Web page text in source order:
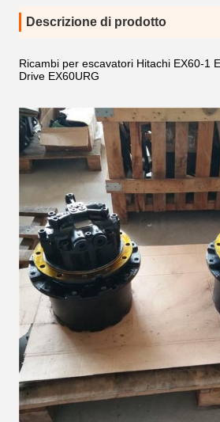
Descrizione di prodotto
Ricambi per escavatori Hitachi EX60-1
Drive EX60URG